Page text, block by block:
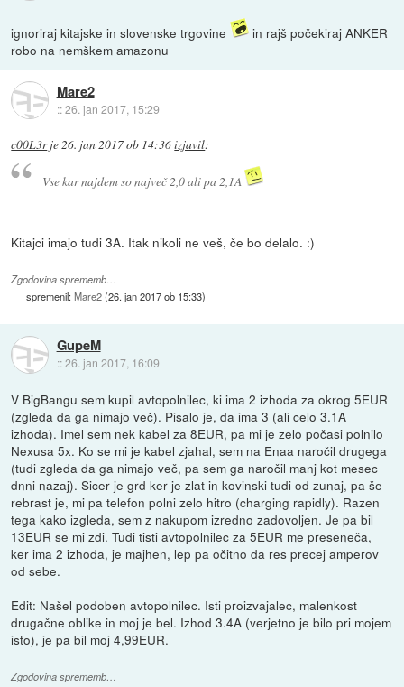
ignoriraj kitajske in slovenske trgovine
in rajš počekiraj ANKER
robo na nemškem amazonu
Mare2
::26. jan 2017, 15:29
c00L3rje26. jan 2017 ob 14:36izjavil:
Vse kar najdem so največ 2,0 ali pa 2,1A
Kitajci imajo tudi 3A. Itak nikoli ne veš, če bo delalo. :)
Zgodovina sprememb…
spremenil:Mare2(26. jan 2017 ob 15:33)
GupeM
::26. jan 2017, 16:09
V BigBangu sem kupil avtopolnilec, ki ima 2 izhoda za okrog 5EUR
(zgleda da ga nimajo več). Pisalo je, da ima 3 (ali celo 3.1A
izhoda). Imel sem nek kabel za 8EUR, pa mi je zelo počasi polnilo
Nexusa 5x. Ko se mi je kabel zjahal, sem na Enaa naročil drugega
(tudi zgleda da ga nimajo več, pa sem ga naročil manj kot mesec
dnni nazaj). Sicer je grd ker je zlat in kovinski tudi od zunaj, pa še
rebrast je, mi pa telefon polni zelo hitro (charging rapidly). Razen
tega kako izgleda, sem z nakupom izredno zadovoljen. Je pa bil
13EUR se mi zdi. Tudi tisti avtopolnilec za 5EUR me preseneča,
ker ima 2 izhoda, je majhen, lep pa očitno da res precej amperov
od sebe.
Edit: Našel podoben avtopolnilec. Isti proizvajalec, malenkost
drugačne oblike in moj je bel. Izhod 3.4A (verjetno je bilo pri mojem
isto), je pa bil moj 4,99EUR.
Zgodovina sprememb…